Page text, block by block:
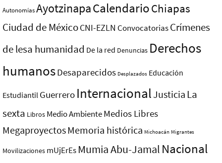
AutonomíasAyotzinapaCalendarioChiapas
Ciudad de MéxicoCNI-EZLN ConvocatoriasCrímenes
de lesa humanidad De la red Denuncias Derechos
humanosDesaparecidos Desplazados Educación
Estudiantil Guerrero InternacionalJusticia La
sexta Libros Medio AmbienteMedios Libres
MegaproyectosMemoria histórica Michoacán Migrantes
Movilizaciones mUjErEs Mumia Abu-Jamal Nacional